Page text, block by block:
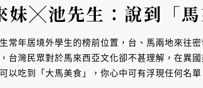
妹╳池先生：說到「
常年居境外學生的榜前位置，台、馬兩地來往
台灣民眾對於馬來西亞文化卻不甚理解，在異
以吃到「大馬美食」，你心中可有浮現任何名單